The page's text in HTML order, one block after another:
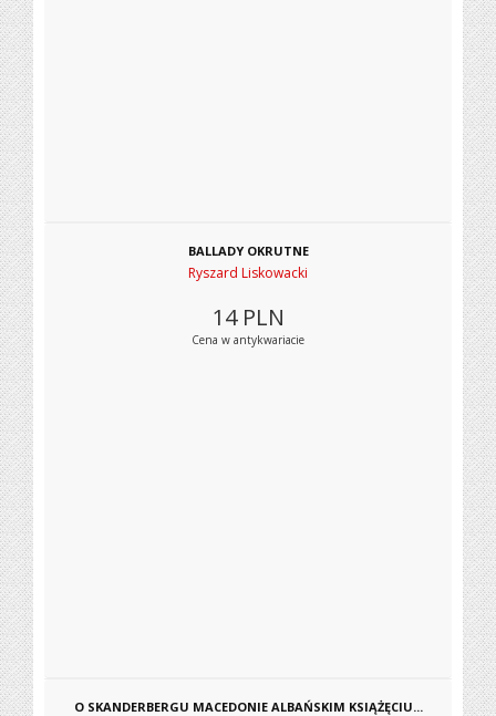
BALLADY OKRUTNE
Ryszard Liskowacki
14 PLN
Cena w antykwariacie
O SKANDERBERGU MACEDONIE ALBAŃSKIM KSIĄŻĘCIU...